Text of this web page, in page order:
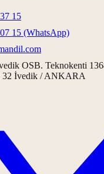
15
15 (WhatsApp)
OSB. Teknokenti
32 İvedik / ANKARA